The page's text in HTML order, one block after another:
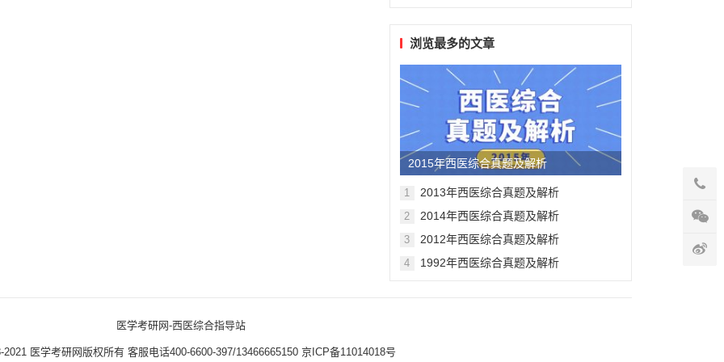
浏览最多的文章
2015年西医综合真题及解析
1 2013年西医综合真题及解析
2 2014年西医综合真题及解析
3 2012年西医综合真题及解析
4 1992年西医综合真题及解析
医学考研网-西医综合指导站
2021 医学考研网版权所有客服电话400-6600-397/13466665150京ICP备11014018号